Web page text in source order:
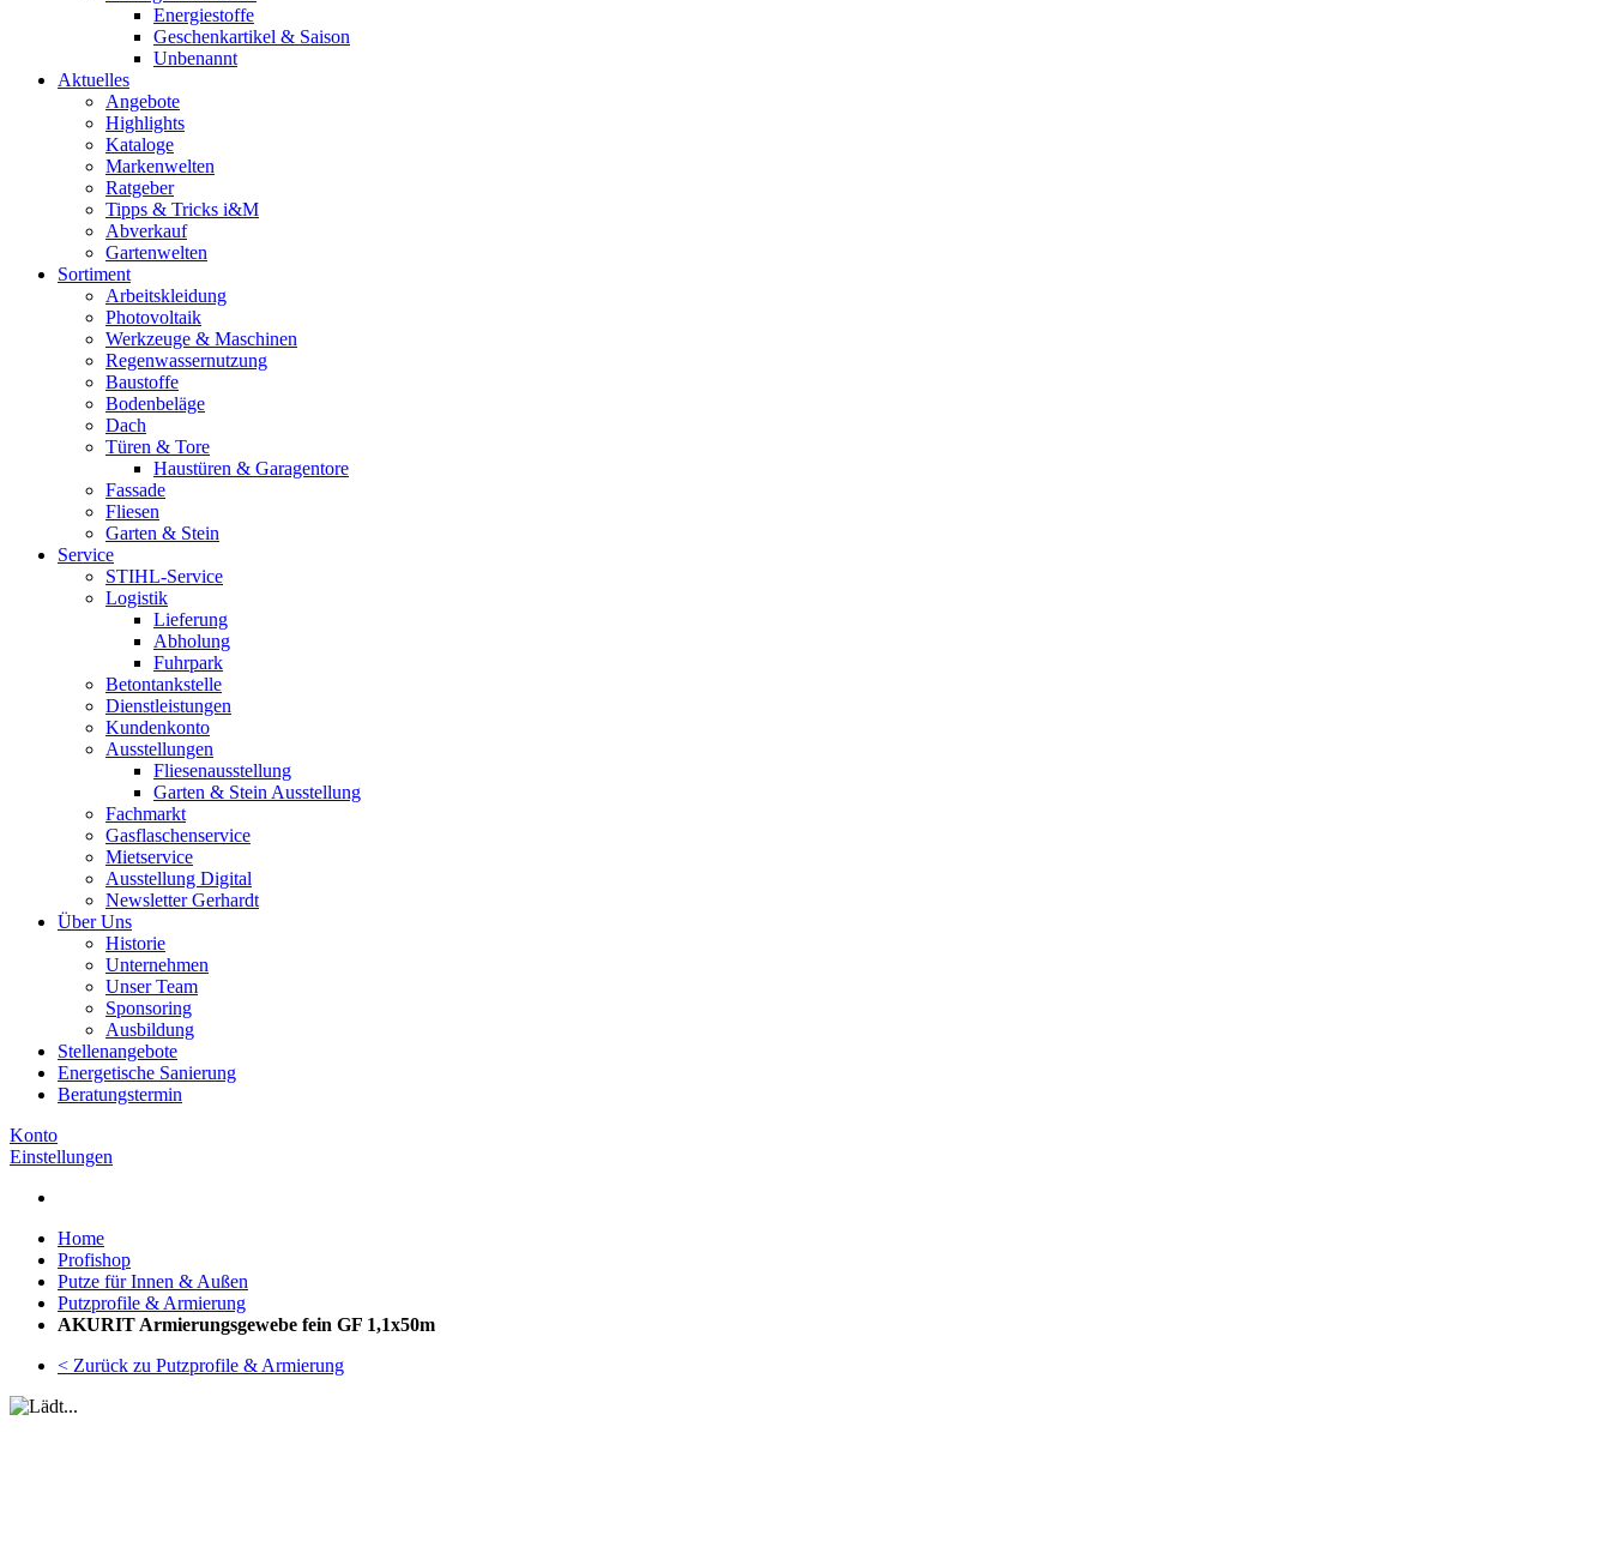
Energiestoffe
Geschenkartikel & Saison
Unbenannt
Aktuelles
Angebote
Highlights
Kataloge
Markenwelten
Ratgeber
Tipps & Tricks i&M
Abverkauf
Gartenwelten
Sortiment
Arbeitskleidung
Photovoltaik
Werkzeuge & Maschinen
Regenwassernutzung
Baustoffe
Bodenbeläge
Dach
Türen & Tore
Haustüren & Garagentore
Fassade
Fliesen
Garten & Stein
Service
STIHL-Service
Logistik
Lieferung
Abholung
Fuhrpark
Betontankstelle
Dienstleistungen
Kundenkonto
Ausstellungen
Fliesenausstellung
Garten & Stein Ausstellung
Fachmarkt
Gasflaschenservice
Mietservice
Ausstellung Digital
Newsletter Gerhardt
Über Uns
Historie
Unternehmen
Unser Team
Sponsoring
Ausbildung
Stellenangebote
Energetische Sanierung
Beratungstermin
Konto
Einstellungen
Home
Profishop
Putze für Innen & Außen
Putzprofile & Armierung
AKURIT Armierungsgewebe fein GF 1,1x50m
< Zurück zu Putzprofile & Armierung